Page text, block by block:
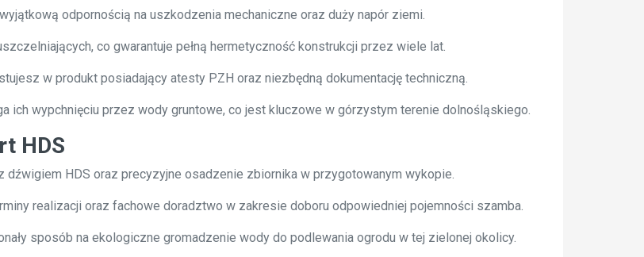
odpornością na uszkodzenia mechaniczne oraz duży napór ziemi.
co gwarantuje pełną hermetyczność konstrukcji przez wiele lat.
w produkt posiadający atesty PZH oraz niezbędną dokumentację techniczną.
ich wypchnięciu przez wody gruntowe, co jest kluczowe w górzystym terenie dolnośląskiego.
HDS
dźwigiem HDS oraz precyzyjne osadzenie zbiornika w przygotowanym wykopie.
realizacji oraz fachowe doradztwo w zakresie doboru odpowiedniej pojemności szamba.
sposób na ekologiczne gromadzenie wody do podlewania ogrodu w tej zielonej okolicy.